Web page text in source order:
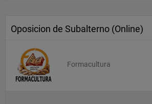
Oposicion de Subalterno (Online)
Formacultura